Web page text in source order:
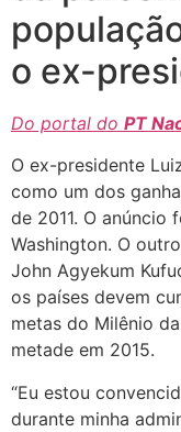
o ex-
Do portal do PT
O ex-presidente
como um dos
de 2011. O
Washington. O
John Agyekum
os paí­ses devem
metas do Milênio
metade em 2015.
“Eu estou
durante minha